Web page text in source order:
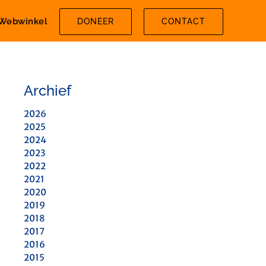
DONEER CONTACT
Archief
2026
2025
2024
2023
2022
2021
2020
2019
2018
2017
2016
2015